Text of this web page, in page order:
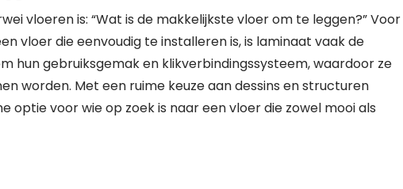
vloeren is: “Wat is de makkelijkste vloer om te leggen?” Voor
vloer die eenvoudig te installeren is, is laminaat vaak de
hun gebruiksgemak en klikverbindingssysteem, waardoor ze
worden. Met een ruime keuze aan dessins en structuren
voor wie op zoek is naar een vloer die zowel mooi als